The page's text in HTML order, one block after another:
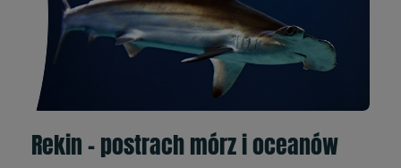
Rekin - postrach mórz i oceanów